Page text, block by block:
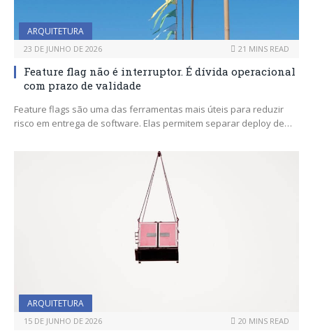
ARQUITETURA
23 DE JUNHO DE 2026 21 MINS READ
Feature flag não é interruptor. É dívida operacional
com prazo de validade
Feature flags são uma das ferramentas mais úteis para reduzir
risco em entrega de software. Elas permitem separar deploy de…
ARQUITETURA
15 DE JUNHO DE 2026 20 MINS READ